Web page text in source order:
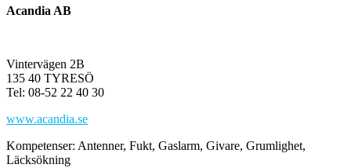
Acandia AB
Vintervägen 2B
135 40 TYRESÖ
Tel: 08-52 22 40 30
www.acandia.se
Kompetenser: Antenner, Fukt, Gaslarm, Givare, Grumlighet,
Läcksökning